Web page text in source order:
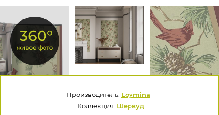
Производитель: Loymina
Коллекция: Шервуд